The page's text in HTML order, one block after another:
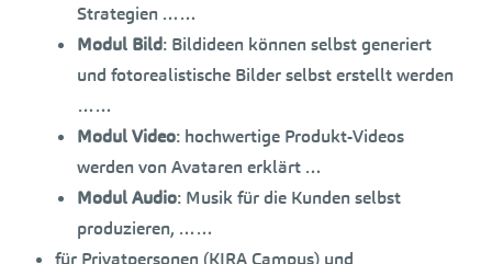
Strategien ……
Modul Bild: Bildideen können selbst generiert
und fotorealistische Bilder selbst erstellt werden
……
Modul Video: hochwertige Produkt-Videos
werden von Avataren erklärt …
Modul Audio: Musik für die Kunden selbst
produzieren, ……
für Privatpersonen (KIRA Campus) und